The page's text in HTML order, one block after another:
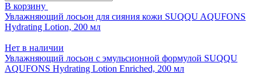
В корзину
Увлажняющий лосьон для сияния кожи SUQQU AQUFONS
Hydrating Lotion, 200 мл
Нет в наличии
Увлажняющий лосьон с эмульсионной формулой SUQQU
AQUFONS Hydrating Lotion Enriched, 200 мл